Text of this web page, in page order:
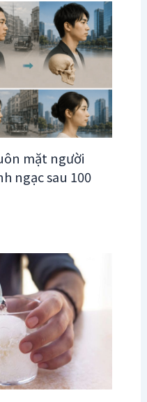
mặt người
ngạc sau 100